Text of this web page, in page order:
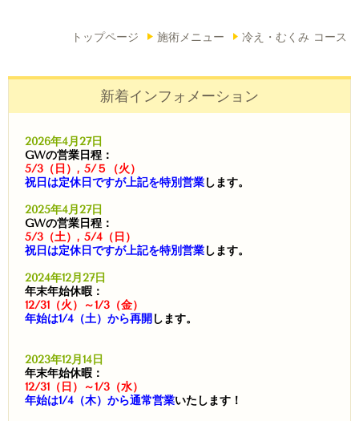
トップページ 施術メニュー 冷え・むくみ コース
新着インフォメーション
2026年4月27日
GWの営業日程：
5/3（日）, 5/５（火）
祝日は定休日ですが上記を特別営業します。
2025年4月27日
GWの営業日程：
5/3（土）, 5/4（日）
祝日は定休日ですが上記を特別営業します。
2024年12月27日
年末年始休暇：
12/31（火）～1/3（金）
年始は1/4（土）から再開 します。
2023年12月14日
年末年始休暇：
12/31（日）～1/3（水）
年始は1/4（木）から通常営業いたします！